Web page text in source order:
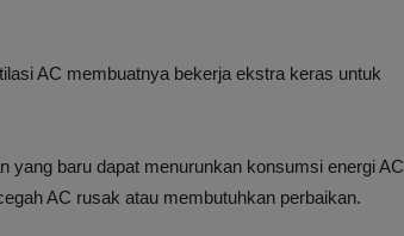
AC membuatnya bekerja ekstra keras untuk
yang baru dapat menurunkan konsumsi energi AC
AC rusak atau membutuhkan perbaikan.